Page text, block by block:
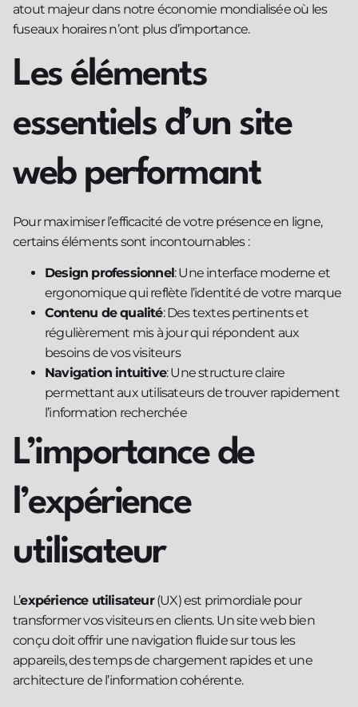
atout majeur dans notre économie mondialisée où les
fuseaux horaires n’ont plus d’importance.
Les éléments
essentiels d’un site
web performant
Pour maximiser l’efficacité de votre présence en ligne,
certains éléments sont incontournables :
Design professionnel: Une interface moderne et
ergonomique qui reflète l’identité de votre marque
Contenu de qualité: Des textes pertinents et
régulièrement mis à jour qui répondent aux
besoins de vos visiteurs
Navigation intuitive: Une structure claire
permettant aux utilisateurs de trouver rapidement
l’information recherchée
L’importance de
l’expérience
utilisateur
L’expérience utilisateur(UX) est primordiale pour
transformer vos visiteurs en clients. Un site web bien
conçu doit offrir une navigation fluide sur tous les
appareils, des temps de chargement rapides et une
architecture de l’information cohérente.